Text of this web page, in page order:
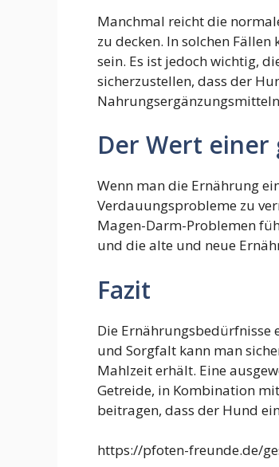
Manchmal reicht die
zu decken. In solchen
sein. Es ist jedoch wichtig,
sicherzustellen, dass der
Der Wert
Wenn man die Ernährung
Verdauungsprobleme zu
Magen-Darm-Problemen
und die alte und neue
Fazit
Die Ernährungsbedürfnisse
und Sorgfalt kann man
Mahlzeit erhält. Eine
Getreide, in Kombination
beitragen, dass der Hund
https://pfoten-freunde.de/